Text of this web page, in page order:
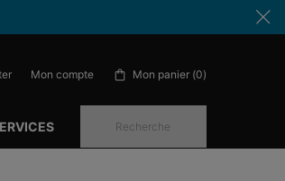
Mon compte Mon panier 0
0 produit in cart
Recherche